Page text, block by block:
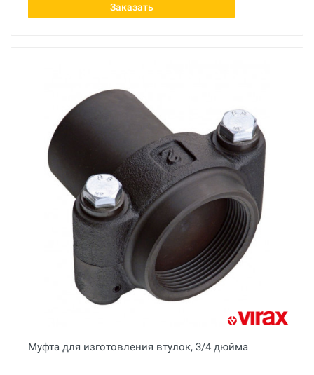
Заказать
Муфта для изготовления втулок, 3/4 дюйма